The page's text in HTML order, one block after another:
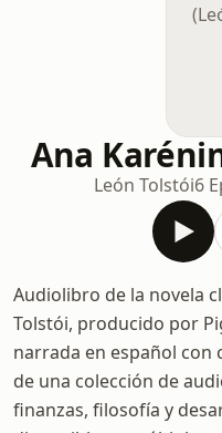
Ana
León Tolstói6
Audiolibro de la novela
Tolstói, producido por
narrada en español
de una colección de
finanzas, filosofía y